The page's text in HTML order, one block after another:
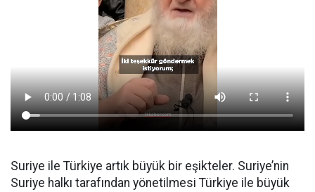
Suriye ile Türkiye artık büyük bir eşikteler. Suriye’nin
Suriye halkı tarafından yönetilmesi Türkiye ile büyük